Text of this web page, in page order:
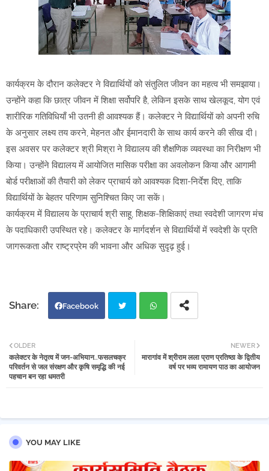
कार्यक्रम के दौरान कलेक्टर ने विद्यार्थियों को संतुलित जीवन का महत्व भी समझाया।
उन्होंने कहा कि छात्र जीवन में शिक्षा सर्वोपरि है, लेकिन इसके साथ खेलकूद, योग एवं
शारीरिक गतिविधियाँ भी उतनी ही आवश्यक हैं। कलेक्टर ने विद्यार्थियों को अपनी रुचि
के अनुसार लक्ष्य तय करने, मेहनत और ईमानदारी के साथ कार्य करने की सीख दी।
इस अवसर पर कलेक्टर श्री मिश्रा ने विद्यालय की शैक्षणिक व्यवस्था का निरीक्षण भी
किया। उन्होंने विद्यालय में आयोजित मासिक परीक्षा का अवलोकन किया और आगामी
बोर्ड परीक्षाओं की तैयारी को लेकर प्राचार्य को आवश्यक दिशा-निर्देश दिए, ताकि
विद्यार्थियों के बेहतर परिणाम सुनिश्चित किए जा सकें।
कार्यक्रम में विद्यालय के प्राचार्य श्री साहू, शिक्षक-शिक्षिकाएं तथा स्वदेशी जागरण मंच
के पदाधिकारी उपस्थित रहे। कलेक्टर के मार्गदर्शन से विद्यार्थियों में स्वदेशी के प्रति
जागरूकता और राष्ट्रप्रेम की भावना और अधिक सुदृढ़ हुई।
Facebook
tter atsa
NEWER
मारागांव में श्रीराम लला प्राण प्रतिष्ठा के द्वितीय
वर्ष पर भव्य रामायण पाठ का आयोजन
OLDER
कलेक्टर के नेतृत्व में जन-अभियान..फसलचक्र
परिवर्तन से जल संरक्षण और कृषि समृद्धि की नई
पहचान बन रहा धमतरी
YOU MAY LIKE